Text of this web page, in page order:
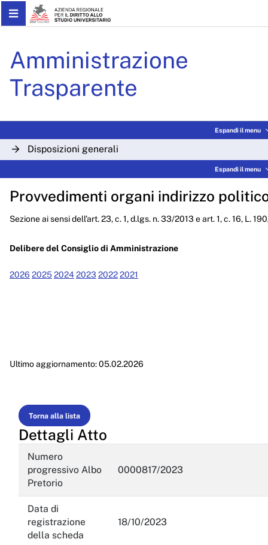
Skip to Main Content
Amministrazione
Trasparente
Espandi il menu
Disposizioni generali
Consulenti e collaboratori
Personale
Bandi di concorso
Performance
Provvedimenti organi indirizzo politico
Controlli sulle imprese
Bandi di gara e contratti
Sovvenzioni, contributi, sussidi, vantaggi economici
Bilanci
Beni immobili e gestione patrimonio
Controlli e rilievi sull'amministrazione
Espandi il menu
Provvedimenti organi indirizzo
Sezione ai sensi dell’art. 23, c. 1, d.lgs. n. 33/2013 e art. 1, c. 16, L.
Delibere del Consiglio di Amministrazione
2026 202520242023 20222021
Ultimo aggiornamento: 05.02.2026
Torna alla lista
Dettagli Atto
Numero
progressivo Albo
Pretorio
0000817/2023
Data di
registrazione
della scheda
18/10/2023